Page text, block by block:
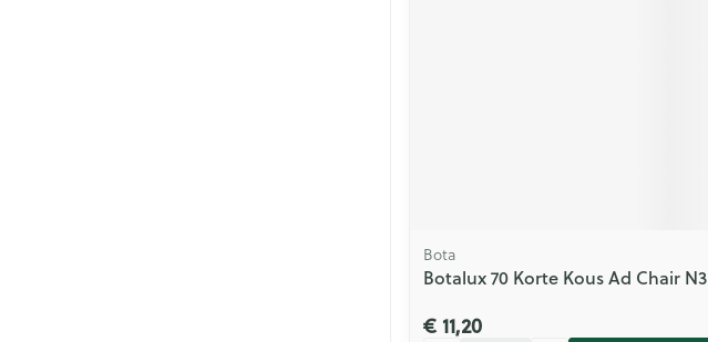
Bota
Botalux 70 Korte Kous Ad Chair N3
€ 11,20